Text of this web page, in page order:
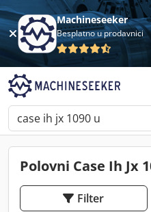
Machineseeker
Besplatno u prodavnici
Polovni Case Ih Jx
Filter